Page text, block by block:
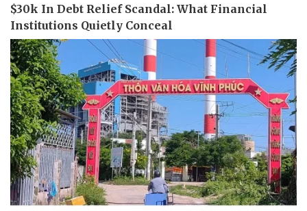
Pháp luật
Vụ án
Tin nóng
Tư vấn luật
Quân sự - Quốc phòng
Vũ khí
Việt Nam
Phân tích